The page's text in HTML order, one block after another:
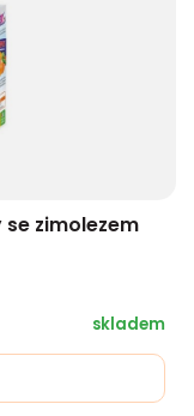
zimolezem
skladem